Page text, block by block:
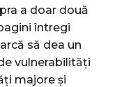
a doar două
întregi
să dea un
vulnerabilități
majore și